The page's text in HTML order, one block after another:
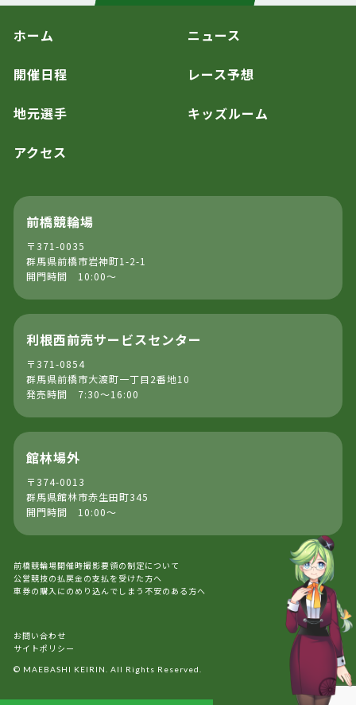
ホーム ニュース
開催日程 レース予想
地元選手 キッズルーム
アクセス
前橋競輪場
〒371-0035
群馬県前橋市岩神町1-2-1
開門時間 10:00～
利根西前売サービスセンター
〒371-0854
群馬県前橋市大渡町一丁目2番地10
発売時間 7:30～16:00
館林場外
〒374-0013
群馬県館林市赤生田町345
開門時間 10:00～
前橋競輪場開催時撮影要領の制定について
公営競技の払戻金の支払を受けた方へ
車券の購入にのめり込んでしまう不安のある方へ
お問い合わせ
サイトポリシー
© MAEBASHI KEIRIN. All Rights Reserved.